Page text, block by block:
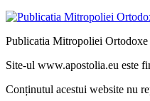
Publicatia Mitropoliei
Site-ul www.apostolia.eu este
Conținutul acestui website nu